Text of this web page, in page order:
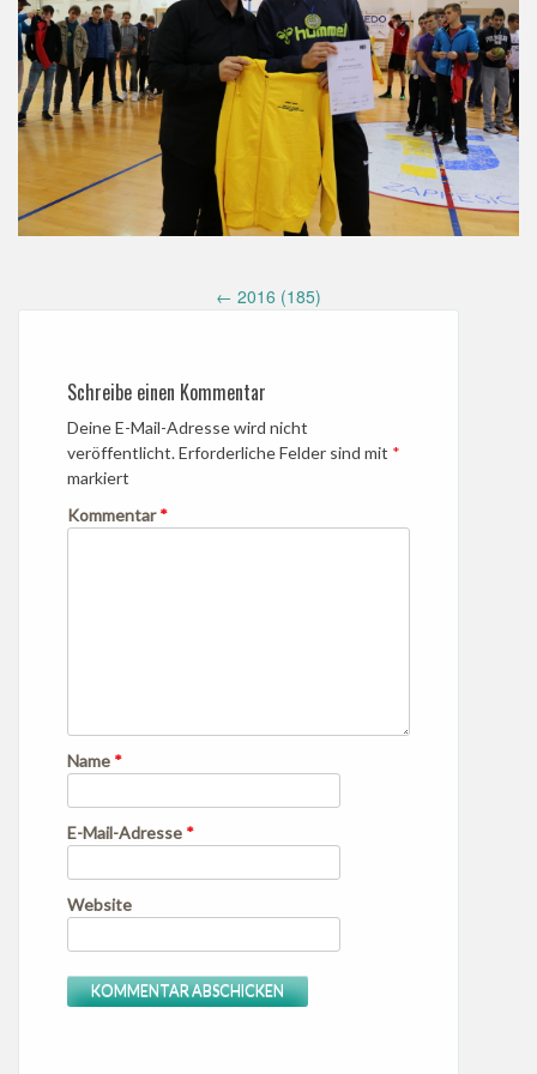
navigation
← 2016 (185)
Schreibe einen Kommentar
Deine E-Mail-Adresse wird nicht
veröffentlicht.Erforderliche Felder sind mit *
markiert
Kommentar*
Name *
E-Mail-Adresse *
Website